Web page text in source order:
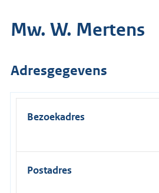
Mw. W. Mertens
Adresgegevens
Bezoekadres
Postadres